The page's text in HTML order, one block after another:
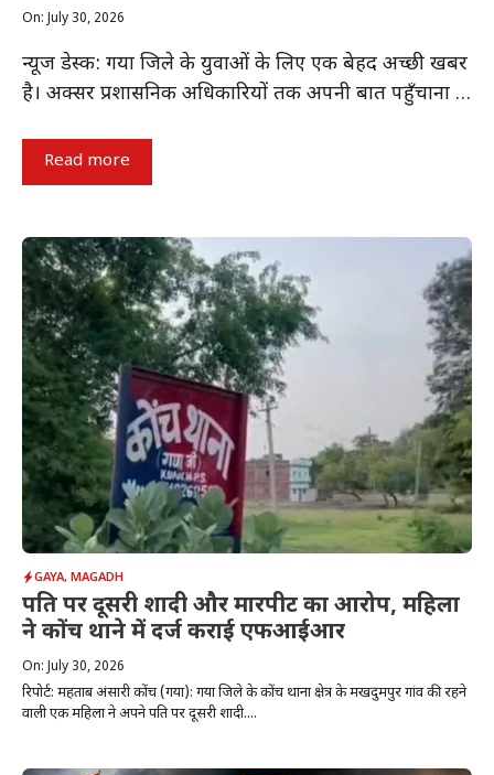
On: July 30, 2026
न्यूज डेस्क: गया जिले के युवाओं के लिए एक बेहद अच्छी खबर
है। अक्सर प्रशासनिक अधिकारियों तक अपनी बात पहुँचाना …
Read more
GAYA, MAGADH
पति पर दूसरी शादी और मारपीट का आरोप, महिला
ने कोंच थाने में दर्ज कराई एफआईआर
On: July 30, 2026
रिपोर्ट: महताब अंसारी कोंच (गया): गया जिले के कोंच थाना क्षेत्र के मखदुमपुर गांव की रहने
वाली एक महिला ने अपने पति पर दूसरी शादी....